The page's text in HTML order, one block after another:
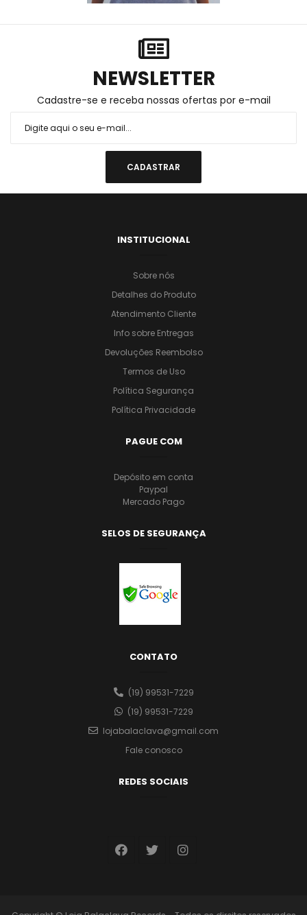
NEWSLETTER
Cadastre-se e receba nossas ofertas por e-mail
INSTITUCIONAL
Sobre nós
Detalhes do Produto
Atendimento Cliente
Info sobre Entregas
Devoluções Reembolso
Termos de Uso
Política Segurança
Política Privacidade
PAGUE COM
Depósito em conta
Paypal
Mercado Pago
SELOS DE SEGURANÇA
CONTATO
(19) 99531-7229
(19) 99531-7229
lojabalaclava@gmail.com
Fale conosco
REDES SOCIAIS